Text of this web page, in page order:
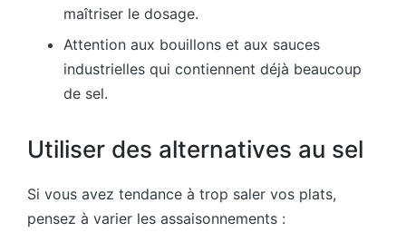
maîtriser le dosage.
Attention aux bouillons et aux sauces
industrielles qui contiennent déjà beaucoup
de sel.
Utiliser des alternatives au sel
Si vous avez tendance à trop saler vos plats,
pensez à varier les assaisonnements :